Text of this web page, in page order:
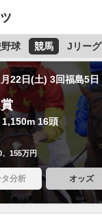
球 競馬 Jリーグ
22日(土) 3回福島5日
16頭
155万円
タ分析 オッズ